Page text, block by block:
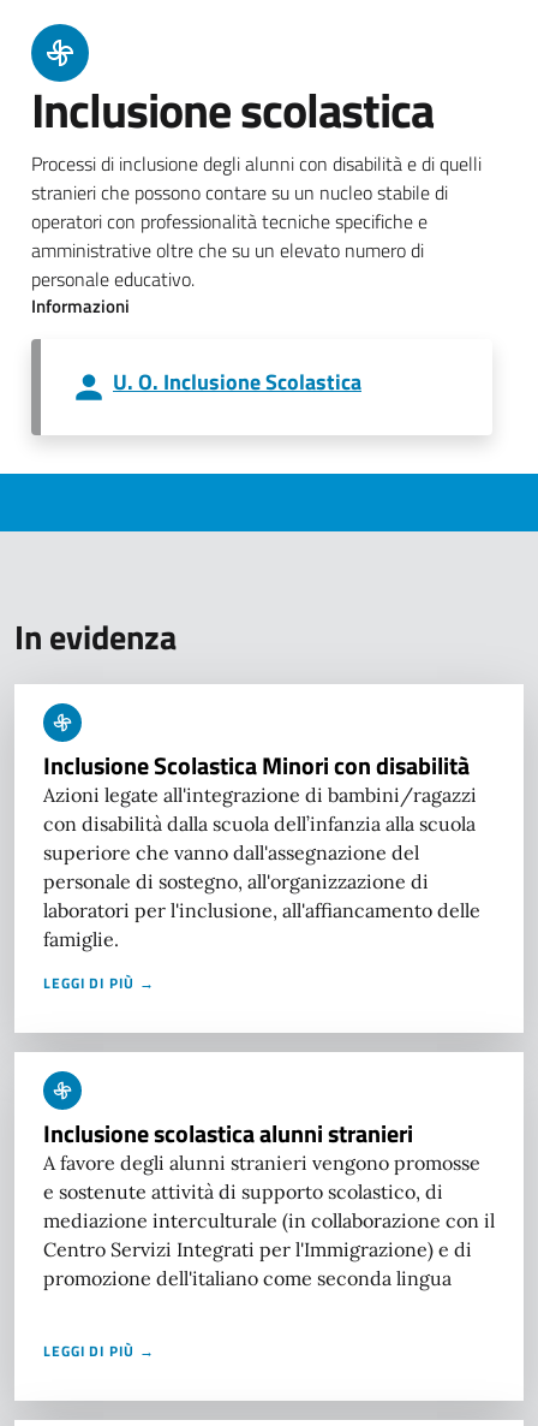
Inclusione scolastica
Processi di inclusione degli alunni con disabilità e di quelli
stranieri che possono contare su un nucleo stabile di
operatori con professionalità tecniche specifiche e
amministrative oltre che su un elevato numero di
personale educativo.
Informazioni
U. O. Inclusione Scolastica
In evidenza
Inclusione Scolastica Minori con disabilità
Azioni legate all'integrazione di bambini/ragazzi
con disabilità dalla scuola dell’infanzia alla scuola
superiore che vanno dall'assegnazione del
personale di sostegno, all'organizzazione di
laboratori per l'inclusione, all'affiancamento delle
famiglie.
LEGGI DI PIÙ →
Inclusione scolastica alunni stranieri
A favore degli alunni stranieri vengono promosse
e sostenute attività di supporto scolastico, di
mediazione interculturale (in collaborazione con il
Centro Servizi Integrati per l'Immigrazione) e di
promozione dell'italiano come seconda lingua
LEGGI DI PIÙ →